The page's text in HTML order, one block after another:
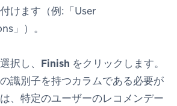
けます（例:「User
」）。
択し、 Finish をクリックします。
識別子を持つカラムである必要が
、特定のユーザーのレコメンデー